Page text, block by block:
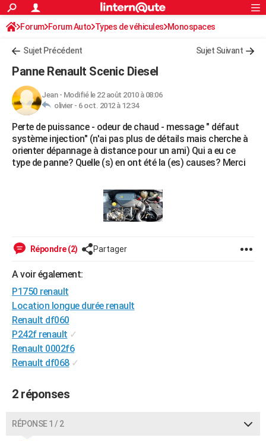
ACTUALITÉS
Politique
Société
Faits Divers
Education
Monde
Villes
+
FINANCE
Retraite
Impôts
Epargne
Immobilier
Risques naturels par ville
Banque
Assurance
Crédit
AUTO
Essais
Réserver un essai
Citadines
Berlines
SUV
Forum auto
+HIGH-TECH
Mobiles
Meilleur smartphone
Internet
Ordinateurs
Jeux vidéo
Guide high-tech
+BRICOLAGE
Alimentation
Guide de la santé
Maladies
Médicaments
Sommeil
VOYAGE
Destinations
City break
Voyage nature
Voyage de noces
Forum
Climat
+
GUIDES D'ACHAT
BONS PLANS
CARTE DE VOEUX
Dictionnaire
Biographies
Citations
Expressions
Proverbes
PROGRAMME TV
COPAINS D'AVANT
Rechercher
S'inscrire
Connexion
Forum Forum Auto Types de véhicules Monospaces
Sujet Précédent Sujet Suivant
Panne Renault Scenic Diesel
Jean- Modifié le 22 août 2010 à 08:06
olivier - 6 oct. 2012 à 12:34
Perte de puissance - odeur de chaud - message " défaut
système injection" (n'ai pas plus de détails mais cherche à
orienter dépannage à distance pour un ami) Qui a eu ce
type de panne? Quelle (s) en ont été la (es) causes? Merci
Répondre (2) Partager
A voir également:
P1750 renault
Location longue durée renault
Renault df060
P242f renault ✓
Renault 0002f6
Renault df068 ✓
2 réponses
RÉPONSE 1 / 2